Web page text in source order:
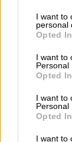
not limited to
grant or
use your
consent
I want to
personal
Opted In
I want to
Personal
Opted In
I want to
Personal
Opted In
I want to
επόμενη
το
Τι
νονού»: